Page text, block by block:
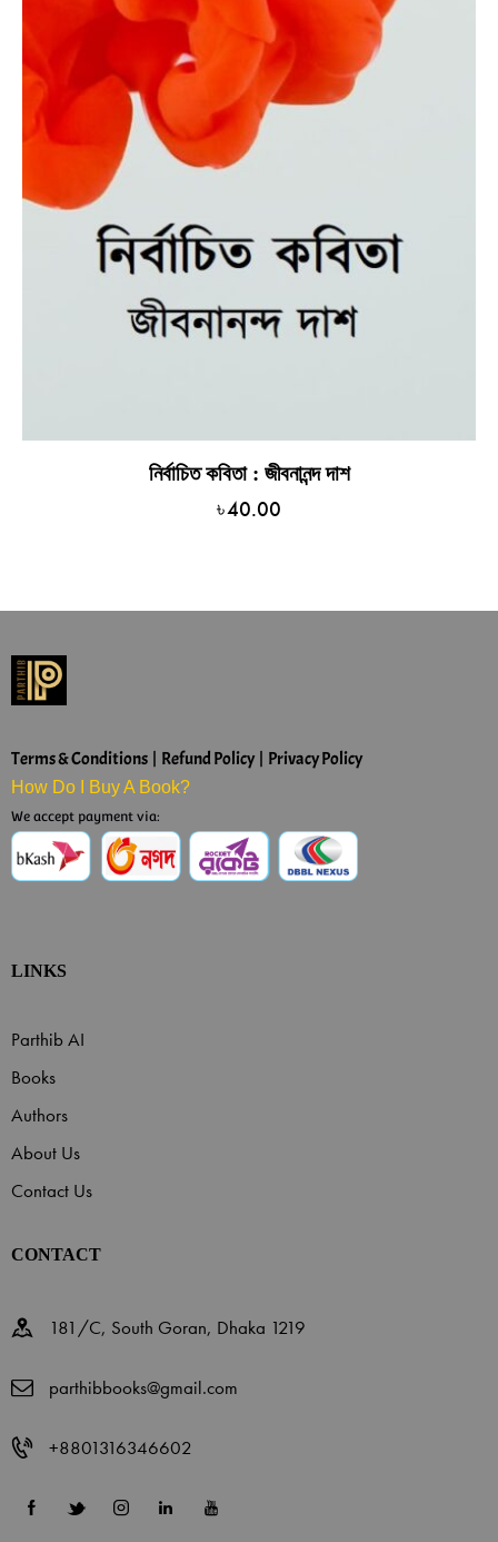
নির্বাচিত কবিতা : জীবনানন্দ দাশ
৳40.00
Terms & Conditions | Refund Policy | Privacy Policy
How Do I Buy A Book?
We accept payment via:
LINKS
Parthib AI
Books
Authors
About Us
Contact Us
CONTACT
181/C, South Goran, Dhaka 1219
parthibbooks@gmail.com
+8801316346602